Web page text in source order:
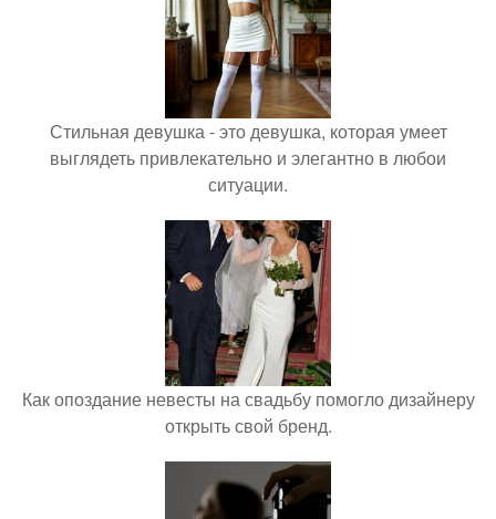
Стильная девушка - это девушка, которая умеет
выглядеть привлекательно и элегантно в любои
ситуации.
Как опоздание невесты на свадьбу помогло дизайнеру
открыть свой бренд.